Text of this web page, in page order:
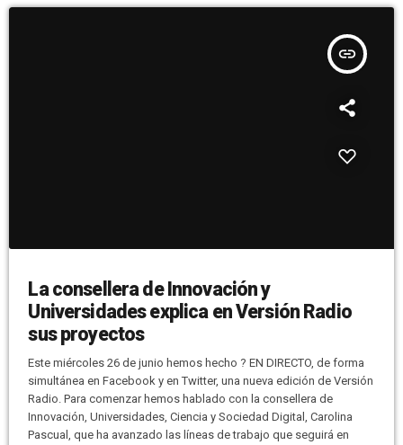
insert_link
La consellera de Innovación y
Universidades explica en Versión Radio
sus proyectos
Este miércoles 26 de junio hemos hecho ? EN DIRECTO, de forma
simultánea en Facebook y en Twitter, una nueva edición de Versión
Radio. Para comenzar hemos hablado con la consellera de
Innovación, Universidades, Ciencia y Sociedad Digital, Carolina
Pascual, que ha avanzado las líneas de trabajo que seguirá en